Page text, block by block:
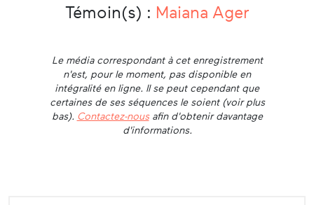
Témoin(s) : Maiana Ager
Le média correspondant à cet enregistrement
n'est, pour le moment, pas disponible en
intégralité en ligne. Il se peut cependant que
certaines de ses séquences le soient (voir plus
bas). Contactez-nousafin d'obtenir davantage
d'informations.